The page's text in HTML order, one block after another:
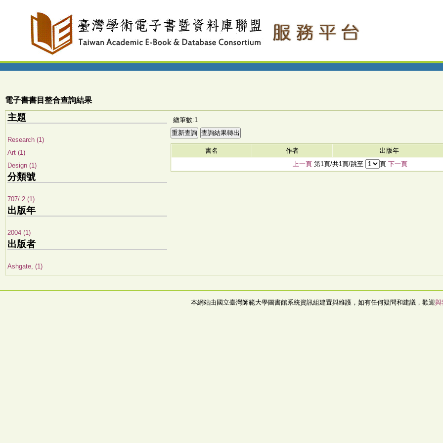
電子書書目整合查詢結果
主題
Research (1)
Art (1)
Design (1)
分類號
707/.2 (1)
出版年
2004 (1)
出版者
Ashgate, (1)
總筆數:1
書名 作者 出版年
上一頁第1頁/共1頁/跳至 頁 下一頁
本網站由國立臺灣師範大學圖書館系統資訊組建置與維護，如有任何疑問和建議，歡迎與